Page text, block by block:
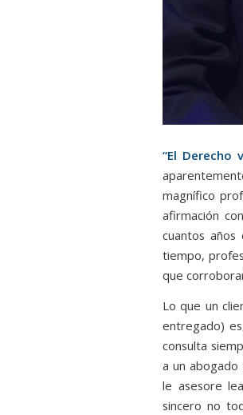
“El Derecho
magnífico
afirmación
cuantos
tiempo,
que
Lo que un
entregado)
consulta
a un
le asesore
sincero no